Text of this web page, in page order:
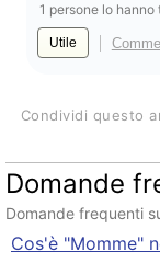
1 persone lo
Utile
Condividi questo
Domande
Domande frequenti
Cos'è "Momme"